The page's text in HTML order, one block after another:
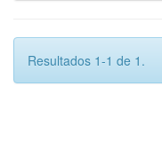
Resultados 1-1 de 1.